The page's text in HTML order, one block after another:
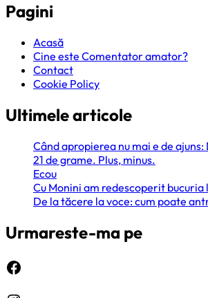
Pagini
Acasă
Cine este Comentator amator?
Contact
Cookie Policy
Ultimele articole
Când apropierea nu mai e de
21 de grame. Plus, minus.
Ecou
Cu Monini am redescoperit
De la tăcere la voce: cum poate
Urmareste-ma pe
Facebook